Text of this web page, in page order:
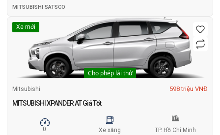
MITSUBISHI SATSCO
Xe mới
Cho phép lái thử
Mitsubishi 598 triệu VNĐ
MITSUBISHI XPANDER AT Giá Tốt
0 Xe xăng TP. Hồ Chí Minh